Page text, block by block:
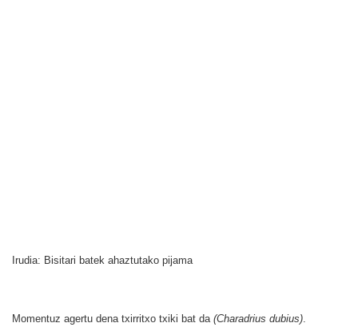
Irudia: Bisitari batek ahaztutako pijama
Momentuz agertu dena txirritxo txiki bat da (Charadrius dubius).